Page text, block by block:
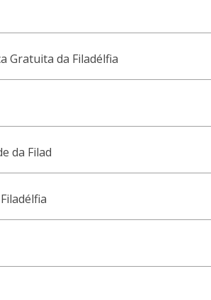
Gratuita da Filadélfia
da Filad